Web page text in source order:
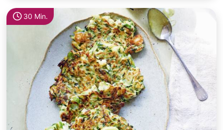
30 Min.